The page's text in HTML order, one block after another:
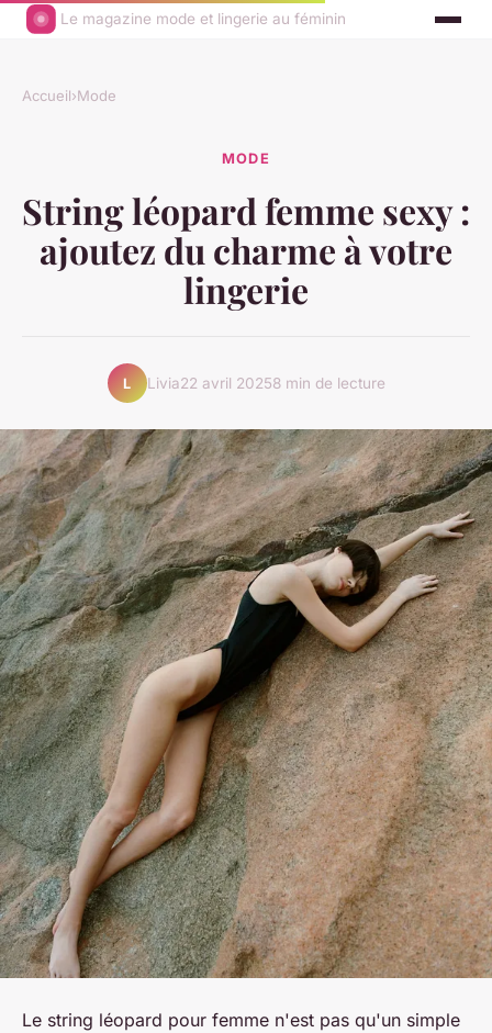
Le magazine mode et lingerie au féminin
Accueil›Mode
MODE
String léopard femme sexy :
ajoutez du charme à votre
lingerie
L Livia22 avril 20258 min de lecture
Le string léopard pour femme n'est pas qu'un simple